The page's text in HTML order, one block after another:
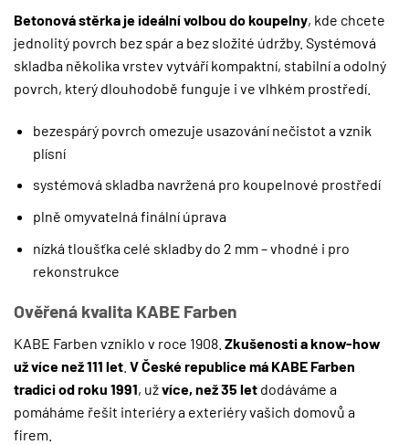
Betonová stěrka je ideální volbou do koupelny, kde chcete
jednolitý povrch bez spár a bez složité údržby. Systémová
skladba několika vrstev vytváří kompaktní, stabilní a odolný
povrch, který dlouhodobě funguje i ve vlhkém prostředí.
bezespárý povrch omezuje usazování nečistot a vznik
plísní
systémová skladba navržená pro koupelnové prostředí
plně omyvatelná finální úprava
nízká tloušťka celé skladby do 2 mm – vhodné i pro
rekonstrukce
Ověřená kvalita KABE Farben
KABE Farben vzniklo v roce 1908. Zkušenosti a know-how
už více než 111 let V České republice má KABE Farben
tradici od roku 1991, užvíce, než 35 let dodáváme a
pomáháme řešit interiéry a exteriéry vašich domovů a
firem.